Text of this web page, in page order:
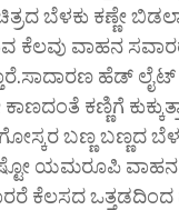
ಬೆಳಕು ಕಣ್ಣೇ
ಕೆಲವು ವಾಹನ
ಹೆಡ್
ಕಾಣದಂತೆ ಕಣ್ಣಿಗೆ
ಬಣ್ಣ ಬಣ್ಣದ
ಯಮರೂಪಿ ವಾಹನ
ಕೆಲಸದ ಒತ್ತಡದಿಂದ